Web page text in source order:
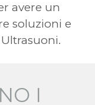
avere un
soluzioni e
I